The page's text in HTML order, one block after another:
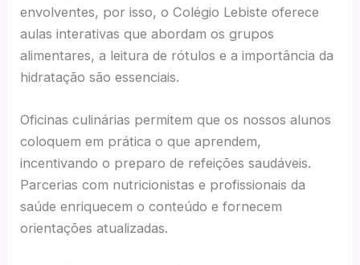
envolventes, por isso, o Colégio Lebiste oferece
aulas interativas que abordam os grupos
alimentares, a leitura de rótulos e a importância da
hidratação são essenciais.
Oficinas culinárias permitem que os nossos alunos
coloquem em prática o que aprendem,
incentivando o preparo de refeições saudáveis.
Parcerias com nutricionistas e profissionais da
saúde enriquecem o conteúdo e fornecem
orientações atualizadas.